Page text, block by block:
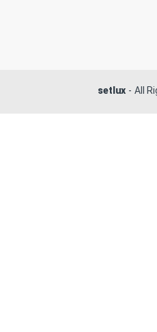
setlux - All